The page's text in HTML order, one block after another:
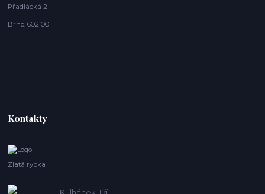
Přadlácká 2
Brno, 602 00
Kontakty
Zlatá rybka